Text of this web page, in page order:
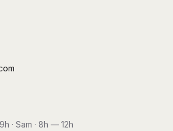
· Sam · 8h — 12h